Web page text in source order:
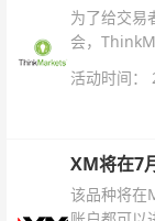
为了给交易
会，
杆配置、支
活动时间：
XM将在7
该品种将在